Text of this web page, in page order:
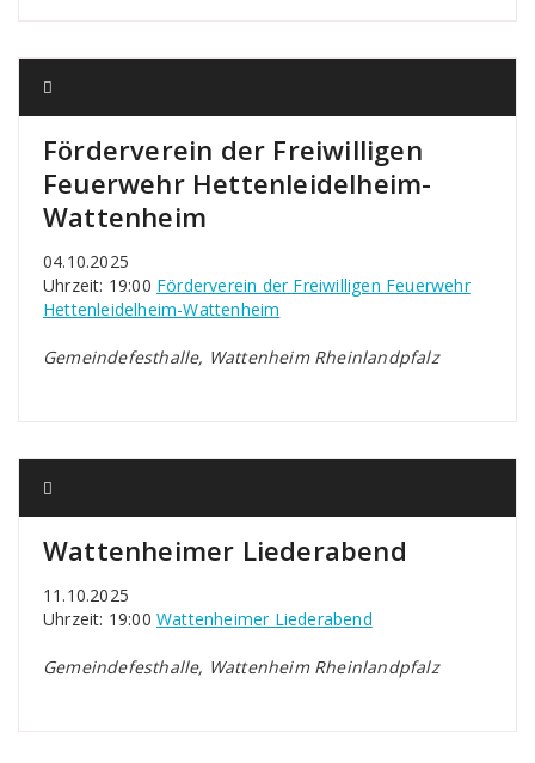
Förderverein der Freiwilligen
Feuerwehr Hettenleidelheim-
Wattenheim
04.10.2025
Uhrzeit: 19:00 Förderverein der Freiwilligen Feuerwehr
Hettenleidelheim-Wattenheim
Gemeindefesthalle, Wattenheim Rheinlandpfalz
Wattenheimer Liederabend
11.10.2025
Uhrzeit: 19:00 Wattenheimer Liederabend
Gemeindefesthalle, Wattenheim Rheinlandpfalz